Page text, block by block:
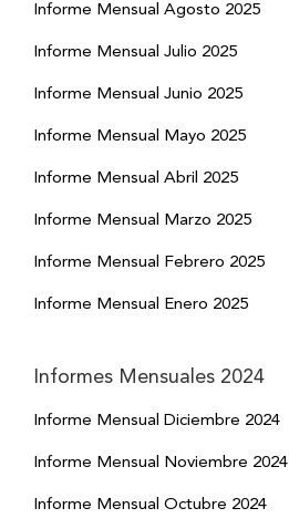
Informe Mensual Agosto 2025
Informe Mensual Julio 2025
Informe Mensual Junio 2025
Informe Mensual Mayo 2025
Informe Mensual Abril 2025
Informe Mensual Marzo 2025
Informe Mensual Febrero 2025
Informe Mensual Enero 2025
Informes Mensuales 2024
Informe Mensual Diciembre 2024
Informe Mensual Noviembre 2024
Informe Mensual Octubre 2024